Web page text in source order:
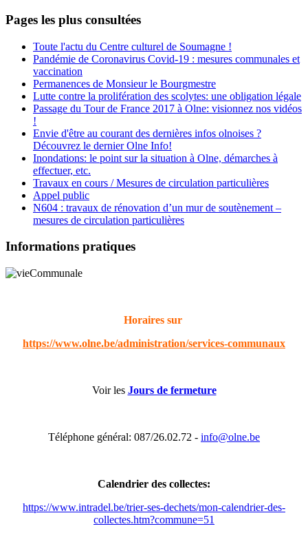
Pages les plus consultées
Toute l'actu du Centre culturel de Soumagne !
Pandémie de Coronavirus Covid-19 : mesures communales et
vaccination
Permanences de Monsieur le Bourgmestre
Lutte contre la prolifération des scolytes: une obligation légale
Passage du Tour de France 2017 à Olne: visionnez nos vidéos
!
Envie d'être au courant des dernières infos olnoises ?
Découvrez le dernier Olne Info!
Inondations: le point sur la situation à Olne, démarches à
effectuer, etc.
Travaux en cours / Mesures de circulation particulières
Appel public
N604 : travaux de rénovation d’un mur de soutènement –
mesures de circulation particulières
Informations pratiques
Horaires sur
https://www.olne.be/administration/services-communaux
Voir les Jours de fermeture
Téléphone général: 087/26.02.72 - info@olne.be
Calendrier des collectes:
https://www.intradel.be/trier-ses-dechets/mon-calendrier-des-
collectes.htm?commune=51